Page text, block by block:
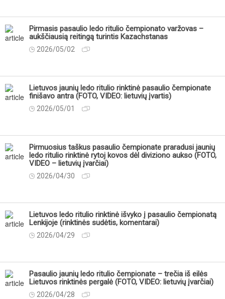
Pirmasis pasaulio ledo ritulio čempionato varžovas –
aukščiausią reitingą turintis Kazachstanas
2026/05/02
Lietuvos jaunių ledo ritulio rinktinė pasaulio čempionate
finišavo antra (FOTO, VIDEO: lietuvių įvartis)
2026/05/01
Pirmuosius taškus pasaulio čempionate praradusi jaunių
ledo ritulio rinktinė rytoj kovos dėl diviziono aukso (FOTO,
VIDEO – lietuvių įvarčiai)
2026/04/30
Lietuvos ledo ritulio rinktinė išvyko į pasaulio čempionatą
Lenkijoje (rinktinės sudėtis, komentarai)
2026/04/29
Pasaulio jaunių ledo ritulio čempionate – trečia iš eilės
Lietuvos rinktinės pergalė (FOTO, VIDEO: lietuvių įvarčiai)
2026/04/28